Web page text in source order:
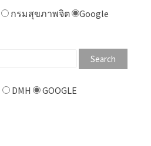
กรมสุขภาพจิต Google
DMH GOOGLE